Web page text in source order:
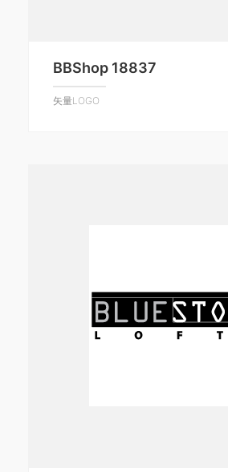
BBShop 18837
矢量LOGO